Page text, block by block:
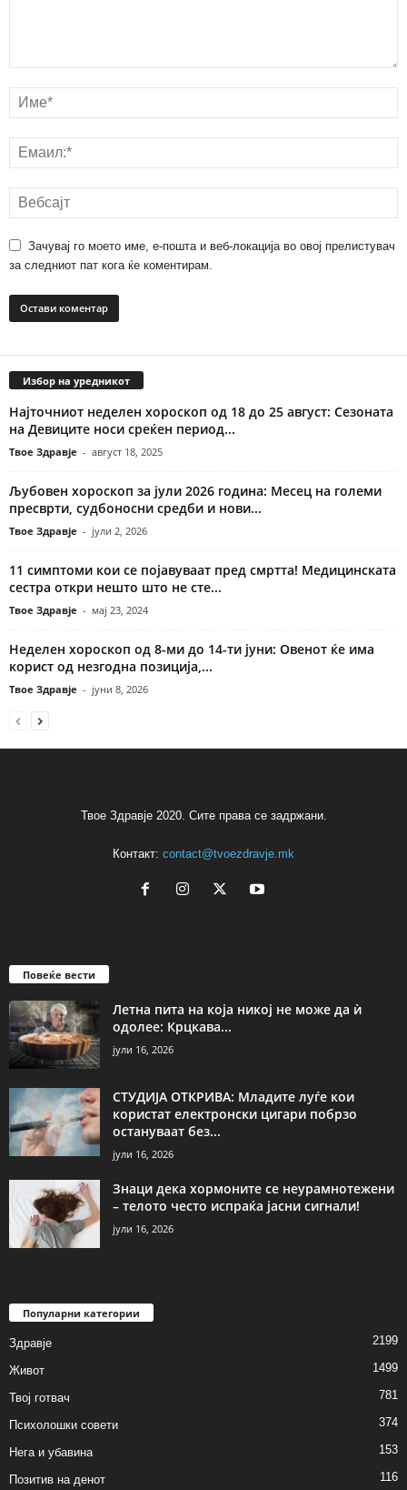
Зачувај го моето име, е-пошта и веб-локација во овој прелистувач
за следниот пат кога ќе коментирам.
Избор на уредникот
Најточниот неделен хороскоп од 18 до 25 август: Сезоната
на Девиците носи среќен период...
Твое Здравје - август 18, 2025
Љубовен хороскоп за јули 2026 година: Месец на големи
пресврти, судбоносни средби и нови...
Твое Здравје - јули 2, 2026
11 симптоми кои се појавуваат пред смртта! Медицинската
сестра откри нешто што не сте...
Твое Здравје - мај 23, 2024
Неделен хороскоп од 8-ми до 14-ти јуни: Овенот ќе има
корист од незгодна позиција,...
Твое Здравје - јуни 8, 2026
Твое Здравје 2020. Сите права се задржани.
Контакт: contact@tvoezdravje.mk
Повеќе вести
Летна пита на која никој не може да ѝ
одолее: Крцкава...
јули 16, 2026
СТУДИЈА ОТКРИВА: Младите луѓе кои
користат електронски цигари побрзо
остануваат без...
јули 16, 2026
Знаци дека хормоните се неурамнотежени
– телото често испраќа јасни сигнали!
јули 16, 2026
Популарни категории
Здравје 2199
Живот 1499
Твој готвач 781
Психолошки совети 374
Нега и убавина 153
Позитив на денот 116